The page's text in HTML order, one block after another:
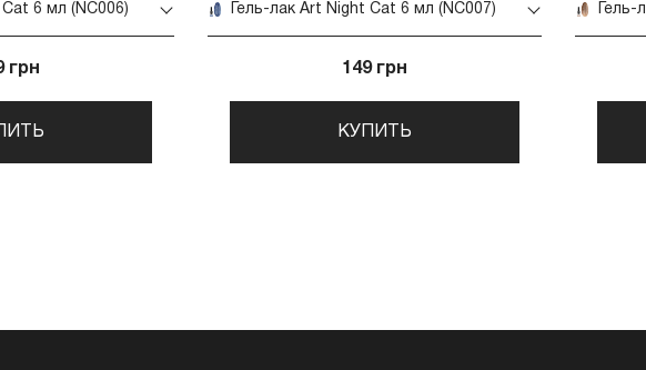
Cat 6 мл (NC006)
грн
Гель-лак Art Night Cat 6 мл (NC007)
149 грн
КУПИТЬ